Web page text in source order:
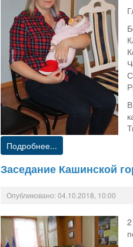
Подробнее...
Заседание Кашинской
Опубликовано: 04.10.2018, 10:00